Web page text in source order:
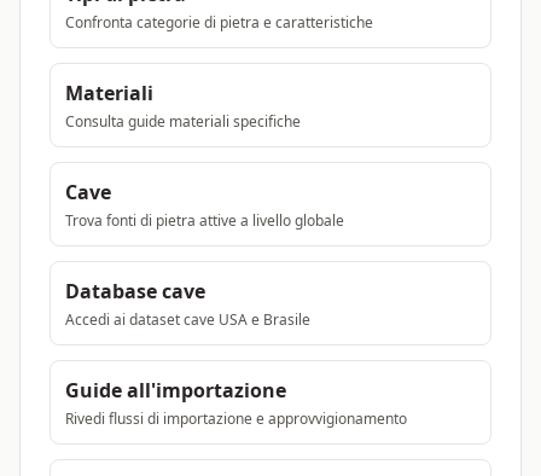
Confronta categorie di pietra e caratteristiche
Materiali
Consulta guide materiali specifiche
Cave
Trova fonti di pietra attive a livello globale
Database cave
Accedi ai dataset cave USA e Brasile
Guide all'importazione
Rivedi flussi di importazione e approvvigionamento